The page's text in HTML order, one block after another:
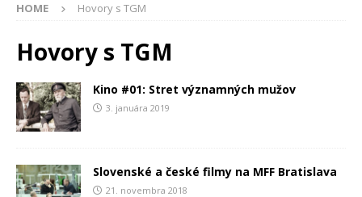
HOME Hovory s TGM
Hovory s TGM
Kino #01: Stret významných mužov
3. januára 2019
Slovenské a české filmy na MFF Bratislava
21. novembra 2018